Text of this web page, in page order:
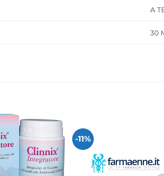
A
30
-11%